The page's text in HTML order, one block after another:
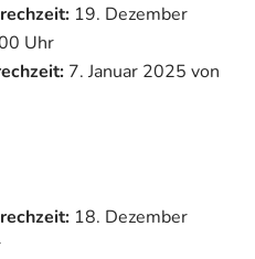
19. Dezember
Uhr
7. Januar 2025 von
18. Dezember